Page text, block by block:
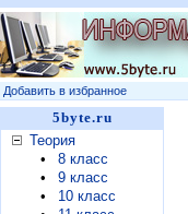
Добавить в избранное
5byte.ru
Теория
•
8 класс
•
9 класс
•
10 класс